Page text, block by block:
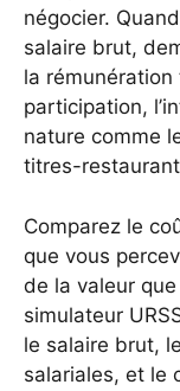
négocier.
salaire brut,
la
participation,
nature comme
titres-
Comparez le
que vous
de la valeur
simulateur
le salaire brut,
salariales, et le